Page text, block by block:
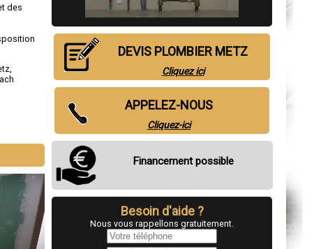
des
DEVIS PLOMBIER METZ
Cliquez ici
APPELEZ-NOUS
Cliquez-ici
Financement possible
Besoin d'aide ?
Nous vous rappellons gratuitement.